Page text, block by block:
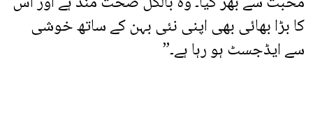
کا بڑا بھائی بھی اپنی نئی بہن کے ساتھ خوشی
سے ایڈجسٹ ہو رہا ہے۔”